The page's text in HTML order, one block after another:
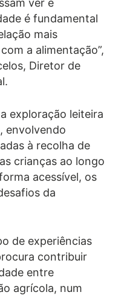
é fundamental
mais
a alimentação”,
Diretor de
exploração leiteira
envolvendo
à recolha de
crianças ao longo
acessível, os
da
de experiências
contribuir
entre
agrícola, num